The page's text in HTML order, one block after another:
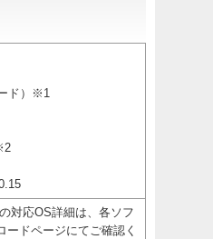
ド）※1
対応OS詳細は、各ソフ
ードページにてご確認く